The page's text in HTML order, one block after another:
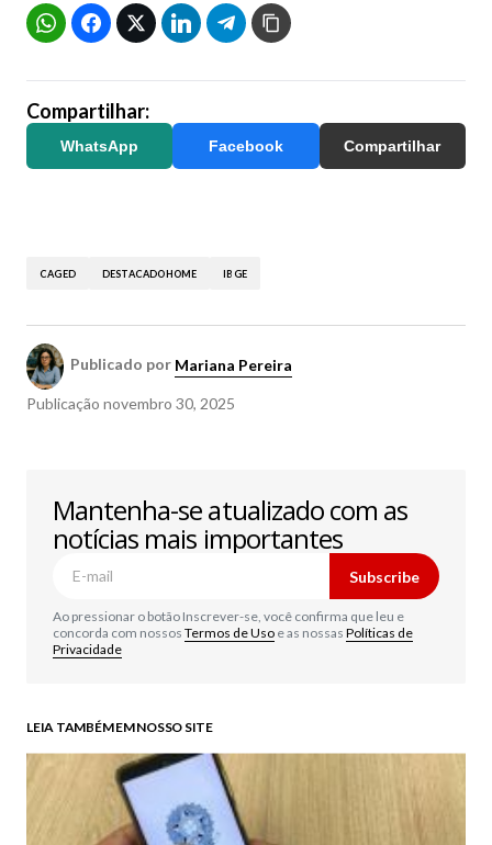
Compartilhar:
WhatsApp Facebook Compartilhar
CAGED DESTACADOHOME IBGE
Publicado por Mariana Pereira
Publicação novembro 30, 2025
Mantenha-se atualizado com as
notícias mais importantes
Subscribe
Ao pressionar o botão Inscrever-se, você confirma que leu e
concorda com nossos Termos de Uso e as nossas Políticas de
Privacidade
LEIA TAMBÉM EM NOSSO SITE